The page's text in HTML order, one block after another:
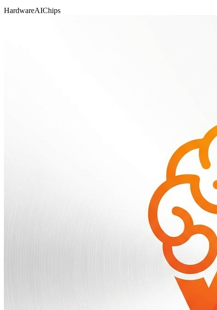
HardwareAIChips